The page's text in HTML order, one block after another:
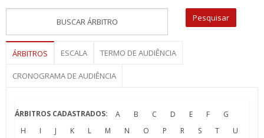
ÁRBITROS ESCALA TERMO DE AUDIÊNCIA
CRONOGRAMA DE AUDIÊNCIA
ÁRBITROS CADASTRADOS: A B C D E F
G
H
I J K L M N O P R S T
U